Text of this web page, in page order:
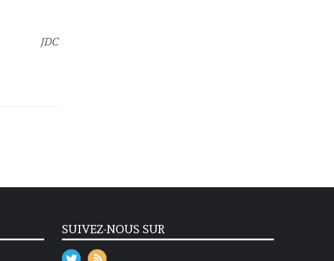
JDC
SUIVEZ-NOUS SUR